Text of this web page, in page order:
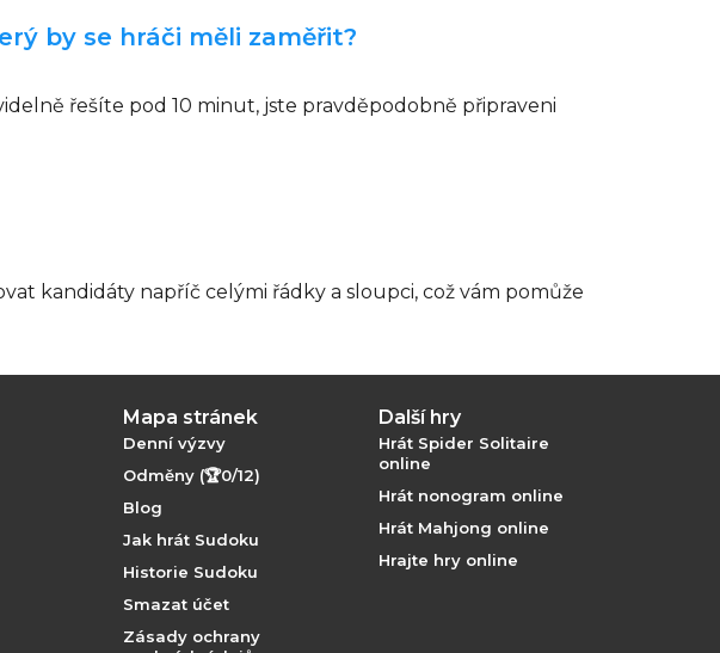
by se hráči měli zaměřit?
řešíte pod 10 minut, jste pravděpodobně připraveni
kandidáty napříč celými řádky a sloupci, což vám pomůže
Mapa stránek
Denní výzvy
Odměny (🏆0/12)
Blog
Jak hrát Sudoku
Historie Sudoku
Smazat účet
Zásady ochrany
Další hry
Hrát Spider Solitaire
online
Hrát nonogram online
Hrát Mahjong online
Hrajte hry online